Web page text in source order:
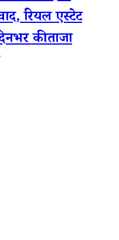
रियल एस्टेट
की ताजा